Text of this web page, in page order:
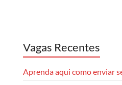
Vagas Recentes
Aprenda aqui como enviar